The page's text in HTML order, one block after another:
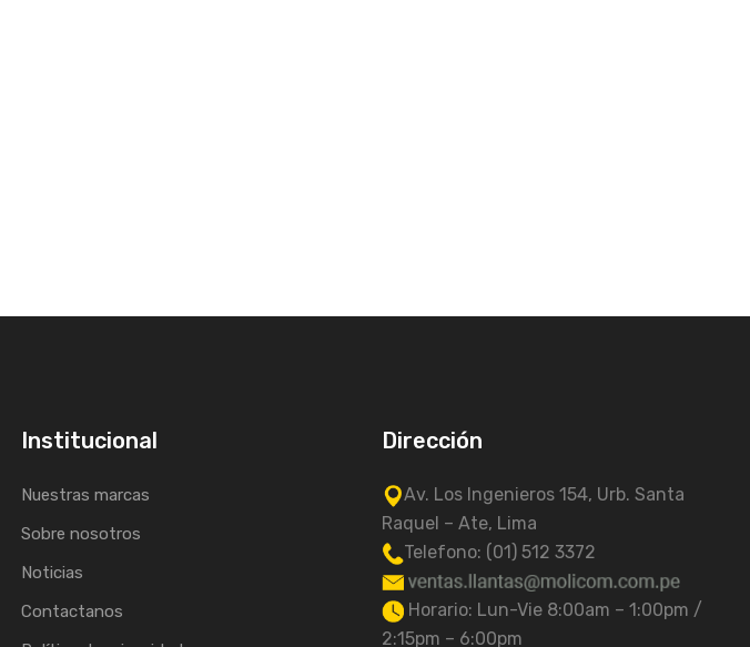
Institucional
Nuestras marcas
Sobre nosotros
Noticias
Contactanos
Dirección
Av. Los Ingenieros 154, Urb. Santa
Raquel – Ate, Lima
Telefono: (01) 512 3372
Horario: Lun-Vie 8:00am – 1:00pm /
2:15pm – 6:00pm